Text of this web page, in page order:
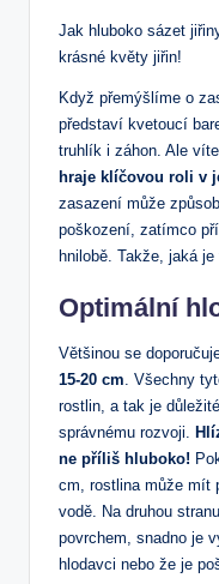
Jak hluboko sázet
krásné květy jiřin!
Když přemýšlíme o
představí kvetoucí
truhlík i záhon. Ale
hraje klíčovou roli v
zasazení může
poškození, zatímco
hnilobě. Takže, jaká
Optimální
Většinou se
15-20 cm . Všechny
rostlin, a tak je
správnému rozvoji.
ne příliš hluboko!
cm, rostlina může mít
vodě. Na druhou
povrchem, snadno je
hlodavci nebo že je